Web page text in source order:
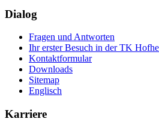
Dialog
Fragen und Antworten
Ihr erster Besuch in der TK
Kontaktformular
Downloads
Sitemap
Englisch
Karriere